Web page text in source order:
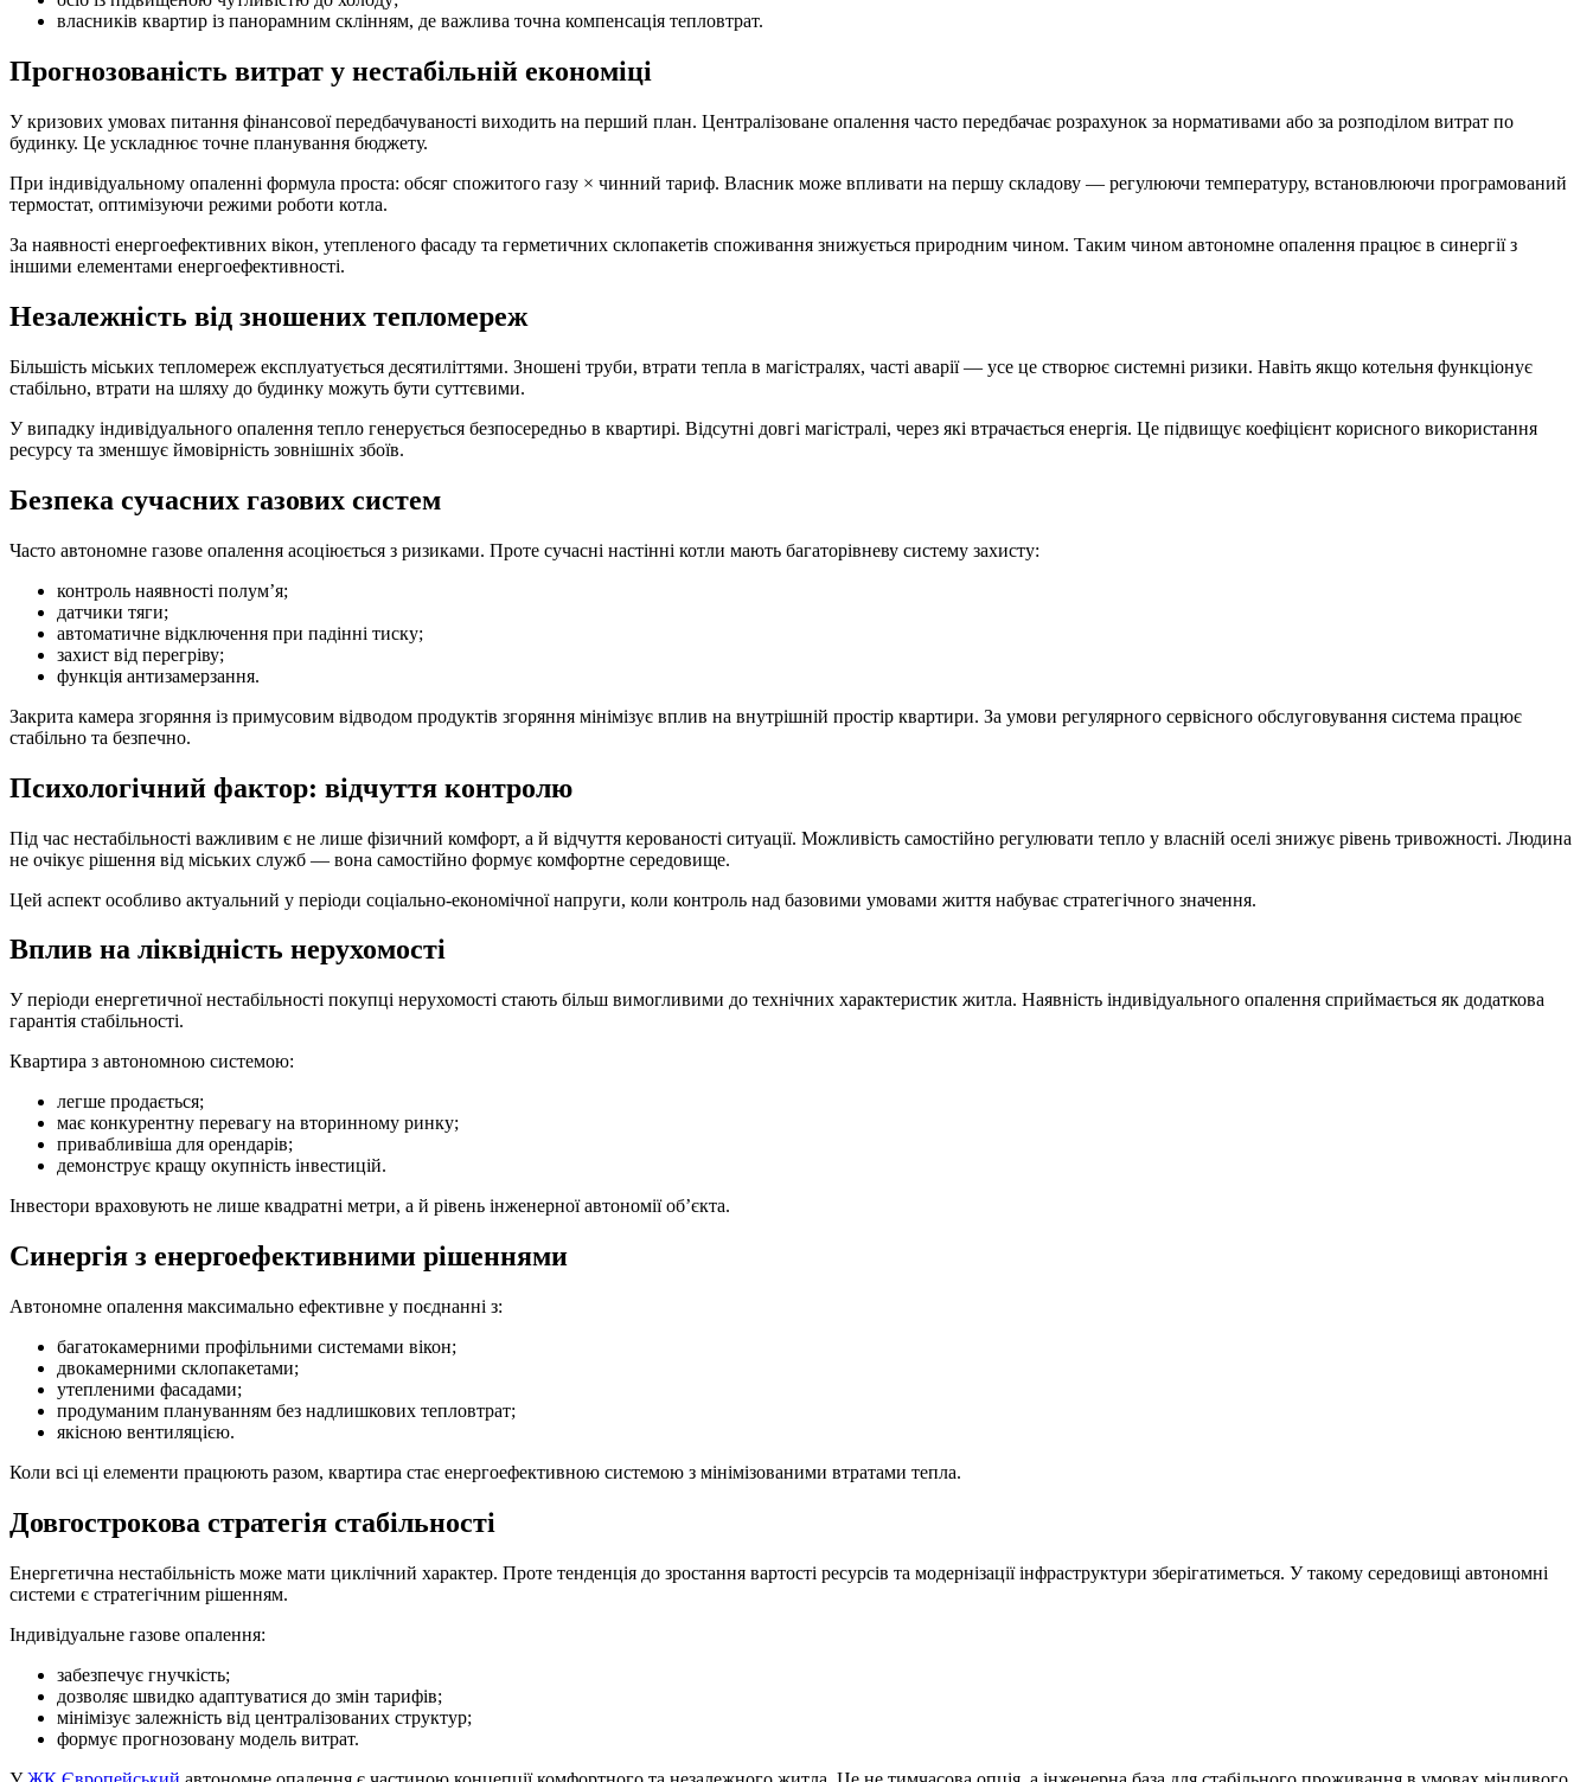
власників квартир із панорамним склінням, де важлива точна компенсація тепловтрат.
Прогнозованість витрат у нестабільній економіці
У кризових умовах питання фінансової передбачуваності виходить на перший план. Централізоване опалення часто передбачає розрахунок за нормативами або за розподілом витрат по
будинку. Це ускладнює точне планування бюджету.
При індивідуальному опаленні формула проста: обсяг спожитого газу × чинний тариф. Власник може впливати на першу складову — регулюючи температуру, встановлюючи програмований
термостат, оптимізуючи режими роботи котла.
За наявності енергоефективних вікон, утепленого фасаду та герметичних склопакетів споживання знижується природним чином. Таким чином автономне опалення працює в синергії з
іншими елементами енергоефективності.
Незалежність від зношених тепломереж
Більшість міських тепломереж експлуатується десятиліттями. Зношені труби, втрати тепла в магістралях, часті аварії — усе це створює системні ризики. Навіть якщо котельня функціонує
стабільно, втрати на шляху до будинку можуть бути суттєвими.
У випадку індивідуального опалення тепло генерується безпосередньо в квартирі. Відсутні довгі магістралі, через які втрачається енергія. Це підвищує коефіцієнт корисного використання
ресурсу та зменшує ймовірність зовнішніх збоїв.
Безпека сучасних газових систем
Часто автономне газове опалення асоціюється з ризиками. Проте сучасні настінні котли мають багаторівневу систему захисту:
контроль наявності полум’я;
датчики тяги;
автоматичне відключення при падінні тиску;
захист від перегріву;
функція антизамерзання.
Закрита камера згоряння із примусовим відводом продуктів згоряння мінімізує вплив на внутрішній простір квартири. За умови регулярного сервісного обслуговування система працює
стабільно та безпечно.
Психологічний фактор: відчуття контролю
Під час нестабільності важливим є не лише фізичний комфорт, а й відчуття керованості ситуації. Можливість самостійно регулювати тепло у власній оселі знижує рівень тривожності. Людина
не очікує рішення від міських служб — вона самостійно формує комфортне середовище.
Цей аспект особливо актуальний у періоди соціально-економічної напруги, коли контроль над базовими умовами життя набуває стратегічного значення.
Вплив на ліквідність нерухомості
У періоди енергетичної нестабільності покупці нерухомості стають більш вимогливими до технічних характеристик житла. Наявність індивідуального опалення сприймається як додаткова
гарантія стабільності.
Квартира з автономною системою:
легше продається;
має конкурентну перевагу на вторинному ринку;
привабливіша для орендарів;
демонструє кращу окупність інвестицій.
Інвестори враховують не лише квадратні метри, а й рівень інженерної автономії об’єкта.
Синергія з енергоефективними рішеннями
Автономне опалення максимально ефективне у поєднанні з:
багатокамерними профільними системами вікон;
двокамерними склопакетами;
утепленими фасадами;
продуманим плануванням без надлишкових тепловтрат;
якісною вентиляцією.
Коли всі ці елементи працюють разом, квартира стає енергоефективною системою з мінімізованими втратами тепла.
Довгострокова стратегія стабільності
Енергетична нестабільність може мати циклічний характер. Проте тенденція до зростання вартості ресурсів та модернізації інфраструктури зберігатиметься. У такому середовищі автономні
системи є стратегічним рішенням.
Індивідуальне газове опалення:
забезпечує гнучкість;
дозволяє швидко адаптуватися до змін тарифів;
мінімізує залежність від централізованих структур;
формує прогнозовану модель витрат.